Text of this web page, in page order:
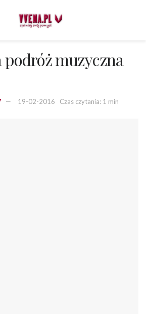
podróż muzyczna
19-02-2016 Czas czytania: 1 min